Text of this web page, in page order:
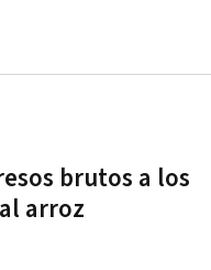
brutos a los
arroz